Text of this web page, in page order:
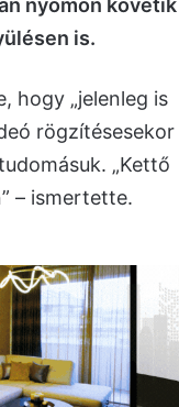
is.
hogy „jelenleg is
rögzítésesekor
„Kettő
– ismertette.